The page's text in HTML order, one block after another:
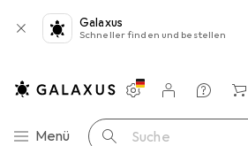
Galaxus
Schneller finden und bestellen
Navigation nach Kategorien
Menü Suche
Einstellungen
Kundenkonto
Vergleichslisten
Merklisten
Warenkorb